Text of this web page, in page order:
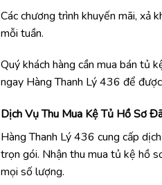
Các chương trình khuyến mãi, xả
mỗi tuần.
Quý khách hàng cần mua bán tủ
ngay Hàng Thanh Lý 436 để
Dịch Vụ Thu Mua Kệ Tủ Hồ Sơ
Hàng Thanh Lý 436 cung cấp
trọn gói. Nhận thu mua tủ kệ hồ
mọi số lượng.